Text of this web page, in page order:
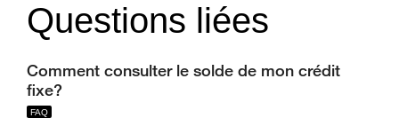
Questions liées
Comment consulter le solde de mon crédit
fixe?